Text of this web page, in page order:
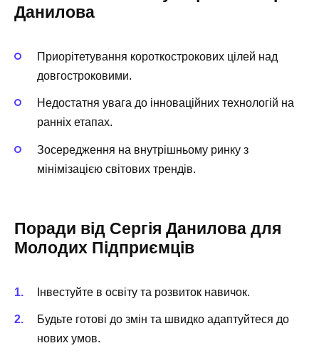
Данилова
Приорітетування короткострокових цілей над
довгостроковими.
Недостатня увага до інноваційних технологій на
ранніх етапах.
Зосередження на внутрішньому ринку з
мінімізацією світових трендів.
Поради від Сергія Данилова для
Молодих Підприємців
Інвестуйте в освіту та розвиток навичок.
Будьте готові до змін та швидко адаптуйтеся до
нових умов.